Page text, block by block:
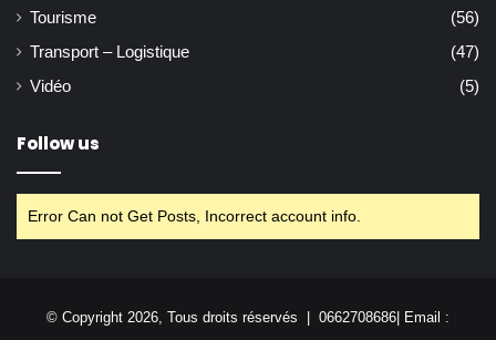
Tourisme
(56)
Transport – Logistique
(47)
Vidéo
(5)
Follow us
Error Can not Get Posts, Incorrect account info.
© Copyright 2026, Tous droits réservés | 0662708686| Email :